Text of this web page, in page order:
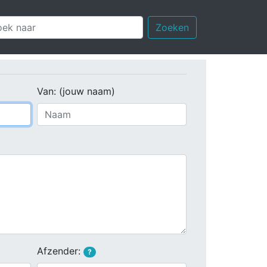
Zoeken
Van: (jouw naam)
Afzender: ?